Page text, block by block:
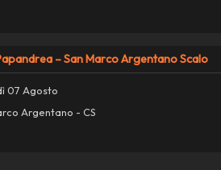
– San Marco Argentano Scalo
07 Agosto
Argentano - CS